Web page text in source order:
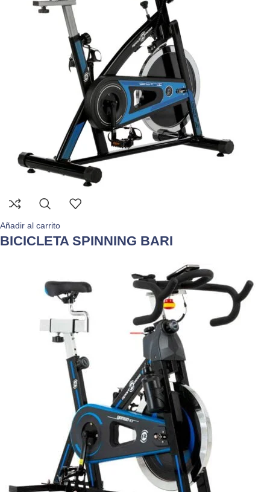
Añadir al carrito
BICICLETA SPINNING BARI